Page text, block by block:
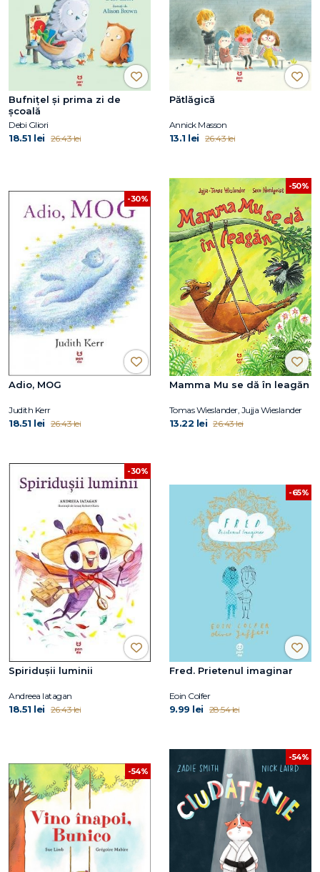
Bufniţel și prima zi de
școală
Debi Gliori
18.51 lei 26.43 lei
Pătlăgică
Annick Masson
13.1 lei 26.43 lei
-30%
Adio, MOG
Judith Kerr
18.51 lei 26.43 lei
-50%
Mamma Mu se dă în leagăn
Tomas Wieslander, Jujja Wieslander
13.22 lei 26.43 lei
-30%
Spiridușii luminii
Andreea Iatagan
18.51 lei 26.43 lei
-65%
Fred. Prietenul imaginar
Eoin Colfer
9.99 lei 28.54 lei
-54%
-54%